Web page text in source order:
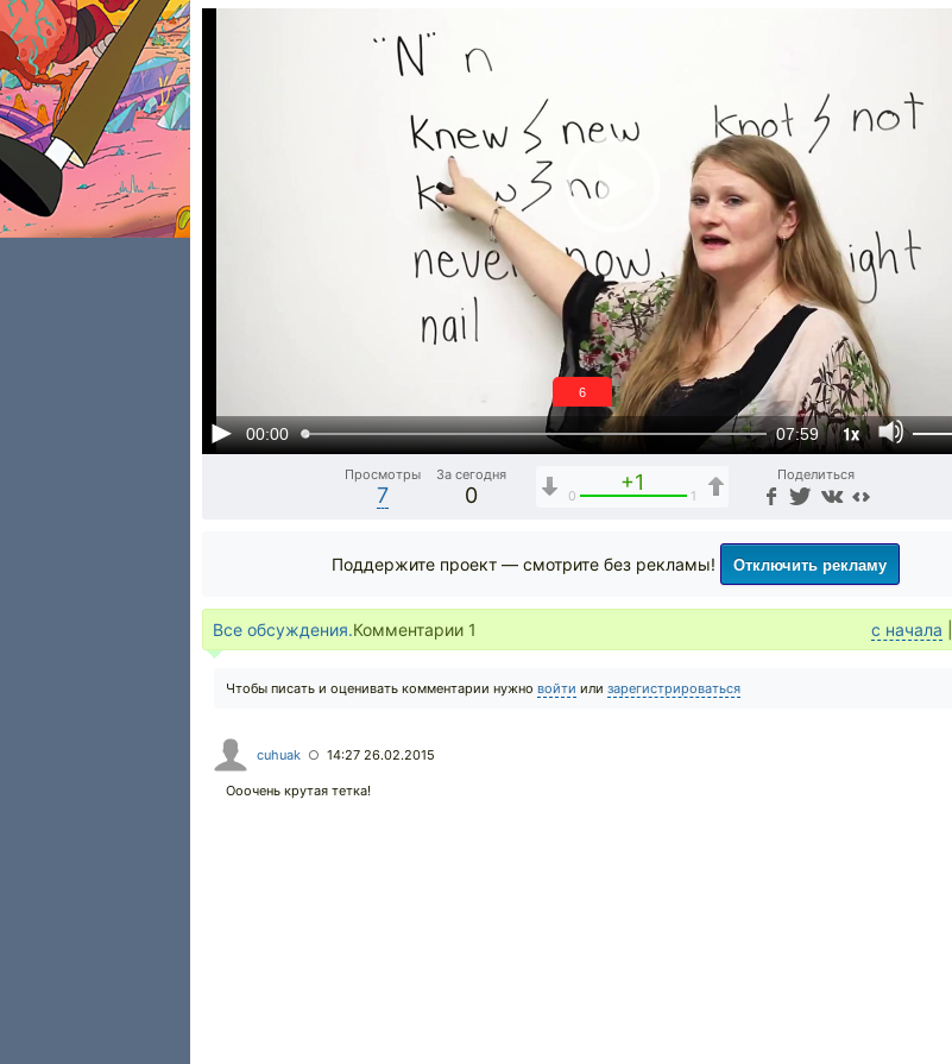
00:00 07:59 1x
5
Просмотры
7
За сегодня
0
+1
0 1
Поделиться
Поддержите проект — смотрите без рекламы! Отключить рекламу
Все обсуждения.Комментарии 1 с начала
Чтобы писать и оценивать комментарии нужно войти или зарегистрироваться
cuhuak ○ 14:27 26.02.2015
Ооочень крутая тетка!